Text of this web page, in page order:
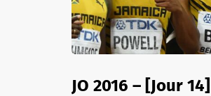
JO 2016 – [Jour